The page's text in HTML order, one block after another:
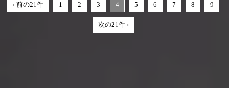
‹ 前の21件 1 2 3 4 5 6 7 8 9
次の21件 ›